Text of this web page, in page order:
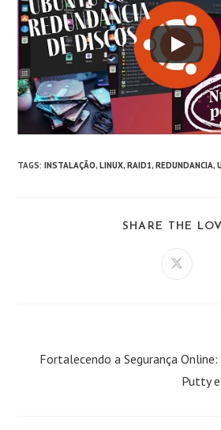
TAGS:INSTALAÇÃO, LINUX, RAID1, REDUNDANCIA,
SHARE THE
Abre
artigosFortalecendo a Segurança
Putty